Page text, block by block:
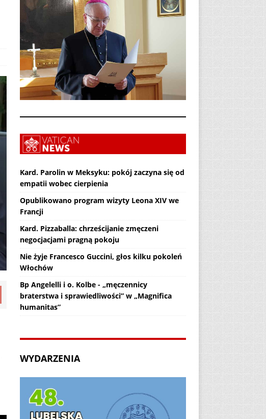
Kard. Parolin w Meksyku: pokój zaczyna się od
empatii wobec cierpienia
Opublikowano program wizyty Leona XIV we
Francji
Kard. Pizzaballa: chrześcijanie zmęczeni
negocjacjami pragną pokoju
Nie żyje Francesco Guccini, głos kilku pokoleń
Włochów
Bp Angelelli i o. Kolbe - „męczennicy
braterstwa i sprawiedliwości” w „Magnifica
humanitas”
WYDARZENIA